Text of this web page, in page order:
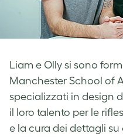
Liam e Olly si sono
Manchester School of
specializzati in design
il loro talento per le
e la cura dei dettagli